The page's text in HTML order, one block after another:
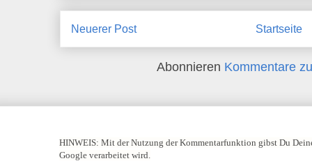
Neuerer Post Startseite
Abonnieren Kommentare
HINWEIS: Mit der Nutzung der Kommentarfunktion gibst Du
Google verarbeitet wird.